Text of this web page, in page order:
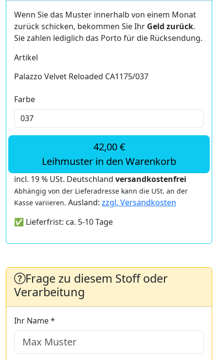
Wenn Sie das Muster innerhalb von einem Monat
zurück schicken, bekommen Sie Ihr Geld zurück.
Sie zahlen lediglich das Porto für die Rücksendung.
Artikel
Palazzo Velvet Reloaded CA1175/037
Farbe
42,00 €
Leihmuster in den Warenkorb
incl. 19 % USt. Deutschland versandkostenfrei
Abhängig von der Lieferadresse kann die USt. an der
Kasse variieren. Ausland: zzgl. Versandkosten
✅ Lieferfrist: ca. 5-10 Tage
Frage zu diesem Stoff oder
Verarbeitung
Ihr Name *